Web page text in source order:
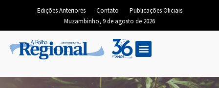
Edições Anteriores Contato
Publicações Oficiais
Muzambinho, 9 de agosto de 2026